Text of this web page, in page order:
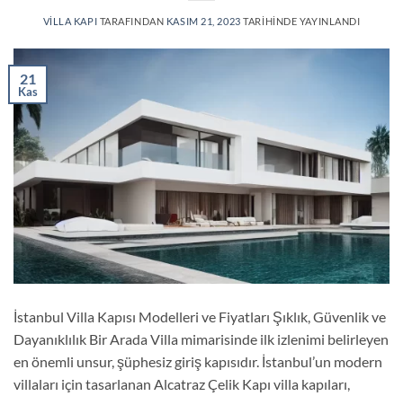
VILLA KAPI TARAFINDAN KASIM 21, 2023 TARIHINDE YAYINLANDI
21
Kas
İstanbul Villa Kapısı Modelleri ve Fiyatları Şıklık, Güvenlik ve
Dayanıklılık Bir Arada Villa mimarisinde ilk izlenimi belirleyen
en önemli unsur, şüphesiz giriş kapısıdır. İstanbul’un modern
villaları için tasarlanan Alcatraz Çelik Kapı villa kapıları,